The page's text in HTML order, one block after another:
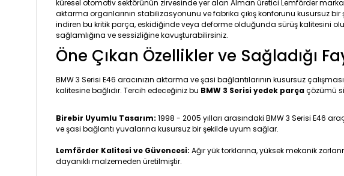
küresel otomotiv sektörünün zirvesinde yer alan Alman üretici Lemförder
aktarma organlarının stabilizasyonunu ve fabrika çıkış konforunu kusursuz
indiren bu kritik parça, eskidiğinde veya deforme olduğunda sürüş kalitesini
sağlamlığına ve sessizliğine kavuşturabilirsiniz.
Öne Çıkan Özellikler ve Sağladığı
BMW 3 Serisi E46 aracınızın aktarma ve şasi bağlantılarının kusursuz
kalitesine bağlıdır. Tercih edeceğiniz bu BMW 3 Serisi yedek parçaçözümü
Birebir Uyumlu Tasarım: 1998 - 2005 yılları arasındaki BMW 3 Serisi E46
ve şasi bağlantı yuvalarına kusursuz bir şekilde uyum sağlar.
Lemförder Kalitesi ve Güvencesi: Ağır yük torklarına, yüksek mekanik
dayanıklı malzemeden üretilmiştir.